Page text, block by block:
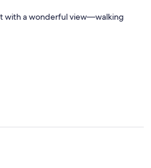
with a wonderful view—walking